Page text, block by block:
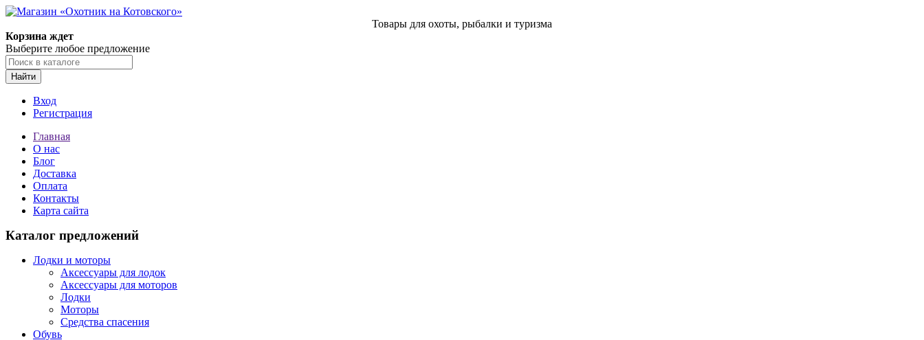
Товары для охоты, рыбалки и туризма
Корзина ждет
Выберите любое предложение
Найти
Вход
Регистрация
Главная
О нас
Блог
Доставка
Оплата
Контакты
Карта сайта
Каталог предложений
Лодки и моторы
Аксессуары для лодок
Аксессуары для моторов
Лодки
Моторы
Средства спасения
Обувь